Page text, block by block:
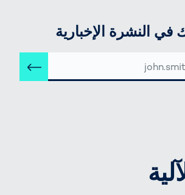
في النشرة الإخبارية